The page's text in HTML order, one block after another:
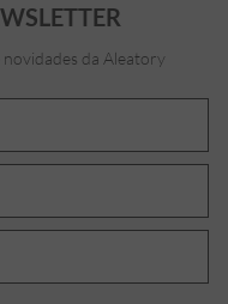
novidades da Aleatory